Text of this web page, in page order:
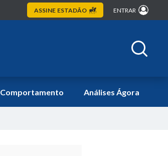
ASSINE ESTADÃO ENTRAR
Comportamento Análises Ágora